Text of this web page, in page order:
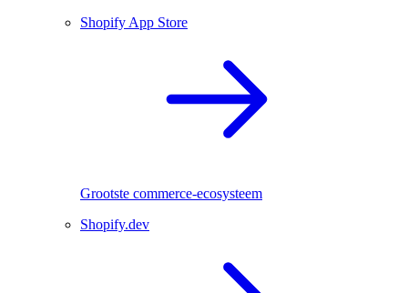
Shopify App Store
Grootste commerce-ecosysteem
Shopify.dev